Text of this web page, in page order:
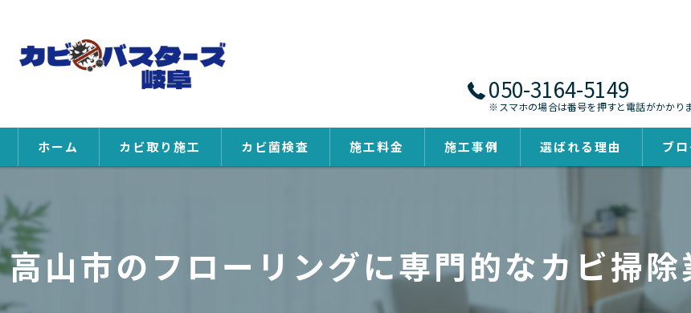
050-3164-5149
※スマホの場合は番号を押すと電話がかかりま
ホーム カビ取り施工 カビ菌検査 施工料金 施工事例 選ばれる理由 ブ
高山市のフローリングに専門的なカビ掃